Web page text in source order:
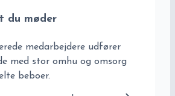
du møder
medarbejdere udfører
med stor omhu og omsorg
beboer.